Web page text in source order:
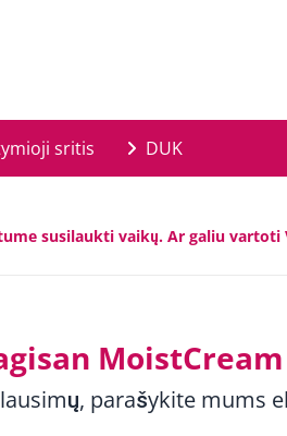
sritis DUK
susilaukti vaikų. Ar galiu vartoti
parašykite mums